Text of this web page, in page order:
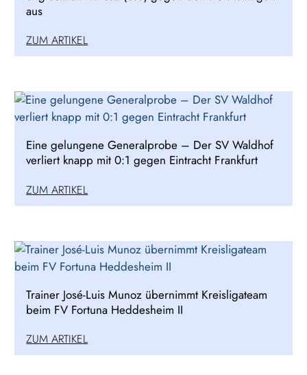
aus
ZUM ARTIKEL
Eine gelungene Generalprobe – Der SV Waldhof
verliert knapp mit 0:1 gegen Eintracht Frankfurt
ZUM ARTIKEL
Trainer José-Luis Munoz übernimmt Kreisligateam
beim FV Fortuna Heddesheim II
ZUM ARTIKEL